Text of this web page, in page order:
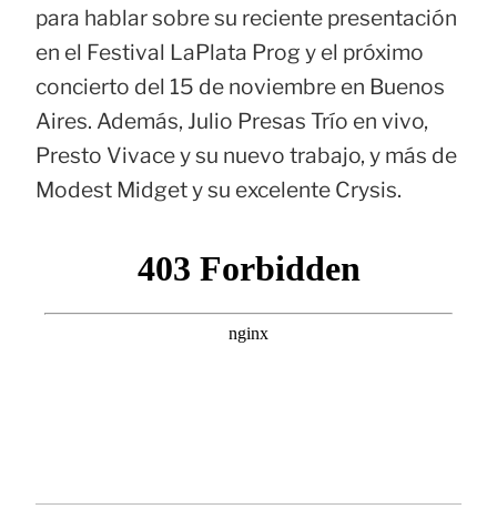
para hablar sobre su reciente presentación
en el Festival LaPlata Prog y el próximo
concierto del 15 de noviembre en Buenos
Aires. Además, Julio Presas Trío en vivo,
Presto Vivace y su nuevo trabajo, y más de
Modest Midget y su excelente Crysis.